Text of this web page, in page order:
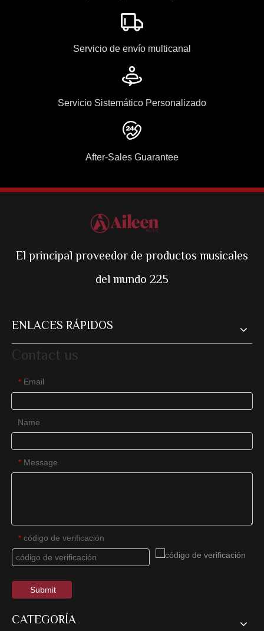
Servicio de envío multicanal
Servicio Sistemático Personalizado
After-Sales Guarantee
El principal proveedor de productos musicales
del mundo 225
ENLACES RÁPIDOS
Contact us
* Email
Name
* Message
* código de verificación
Submit
CATEGORÍA